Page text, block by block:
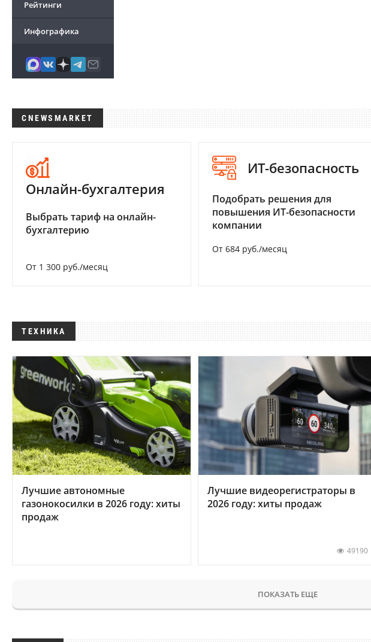
Рейтинги
Инфографика
CNEWSMARKET
Онлайн-бухгалтерия
Выбрать тариф на онлайн-
бухгалтерию
От 1 300 руб./месяц
ИТ-безопасность
Подобрать решения для
повышения ИТ-безопасности
компании
От 684 руб./месяц
ТЕХНИКА
Лучшие автономные
газонокосилки в 2026 году: хиты
продаж
Лучшие видеорегистраторы в
2026 году: хиты продаж
49190
ПОКАЗАТЬ ЕЩЕ